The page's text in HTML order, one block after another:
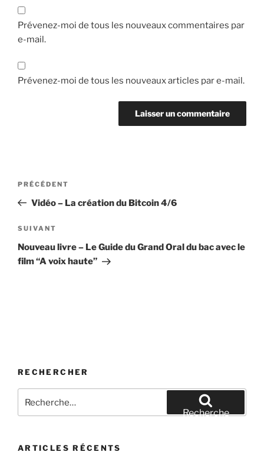
Prévenez-moi de tous les nouveaux commentaires par
e-mail.
Prévenez-moi de tous les nouveaux articles par e-mail.
Navigation
l’article
Article
précédent
PRÉCÉDENT
Vidéo – La création du Bitcoin 4/6
Article
suivant
SUIVANT
Nouveau livre – Le Guide du Grand Oral du bac avec le
film “A voix haute”
RECHERCHER
pour
Recherche
ARTICLES RÉCENTS